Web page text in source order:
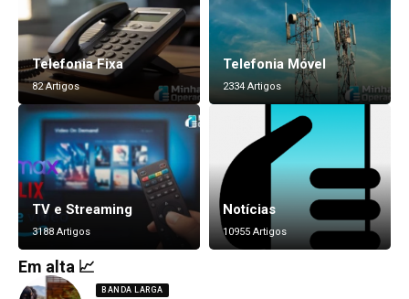
Telefonia Fixa
82 Artigos
Telefonia Móvel
2334 Artigos
TV e Streaming
3188 Artigos
Notícias
10955 Artigos
Em alta 📈
BANDA LARGA